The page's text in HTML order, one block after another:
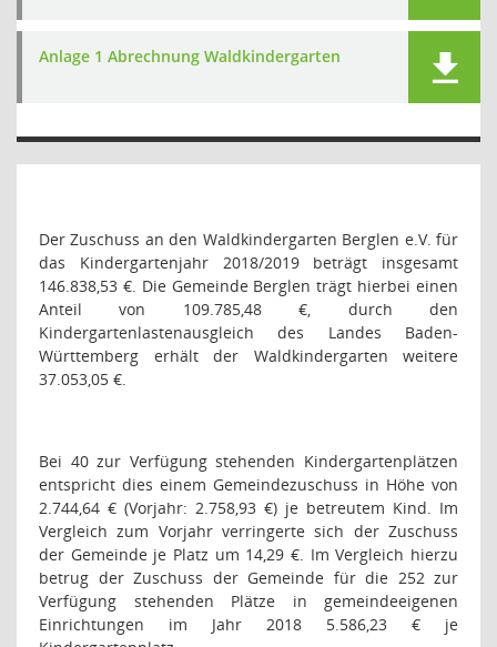
Anlage 1 Abrechnung Waldkindergarten
Der Zuschuss an den Waldkindergarten Berglen e.V. für
das Kindergartenjahr 2018/2019 beträgt insgesamt
146.838,53 €. Die Gemeinde Berglen trägt hierbei einen
Anteil von 109.785,48 €, durch den
Kindergartenlastenausgleich des Landes Baden-
Württemberg erhält der Waldkindergarten weitere
37.053,05 €.
Bei 40 zur Verfügung stehenden Kindergartenplätzen
entspricht dies einem Gemeindezuschuss in Höhe von
2.744,64 € (Vorjahr: 2.758,93 €) je betreutem Kind. Im
Vergleich zum Vorjahr verringerte sich der Zuschuss
der Gemeinde je Platz um 14,29 €. Im Vergleich hierzu
betrug der Zuschuss der Gemeinde für die 252 zur
Verfügung stehenden Plätze in gemeindeeigenen
Einrichtungen im Jahr 2018 5.586,23 € je